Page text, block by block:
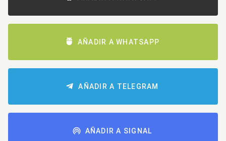
AÑADIR A WHATSAPP
AÑADIR A TELEGRAM
AÑADIR A SIGNAL